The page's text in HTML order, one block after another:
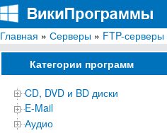
ВикиПрограммы
Энциклопедия бесплатных
Главная » Серверы » FTP-серверы
Категории программ
CD, DVD и BD диски
E-Mail
Аудио